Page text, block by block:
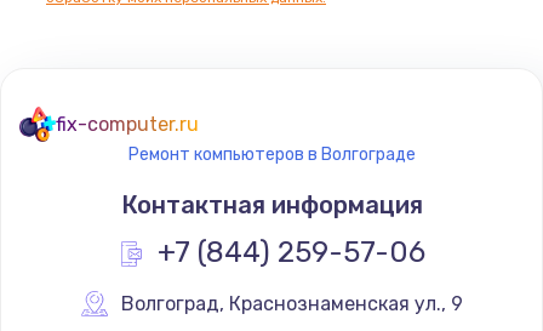
fix-computer.ru
Ремонт компьютеров в Волгограде
Контактная информация
+7 (844) 259-57-06
Волгоград, Краснознаменская ул., 9